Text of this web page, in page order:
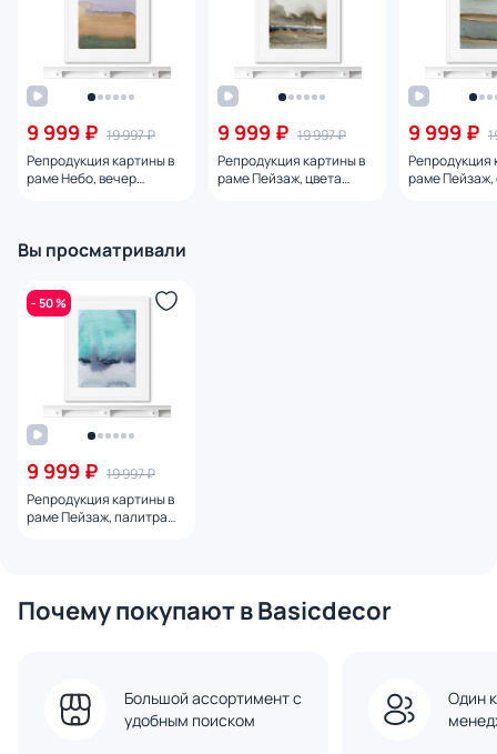
9 999 ₽ 19 997 ₽
Репродукция картины в
раме Небо, вечер
9 999 ₽ 19 997 ₽
Репродукция картины в
раме Пейзаж, цвета
9 999 ₽
Репродукция
раме Пейзаж,
Вы просматривали
- 50 %
9 999 ₽ 19 997 ₽
Репродукция картины в
раме Пейзаж, палитра
Почему покупают в Basicdecor
Большой ассортимент с
удобным поиском
Один